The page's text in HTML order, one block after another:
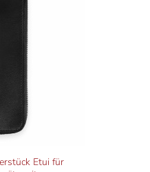
Etui für